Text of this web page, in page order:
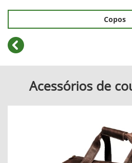
Copos
templates.template-
Acessórios de